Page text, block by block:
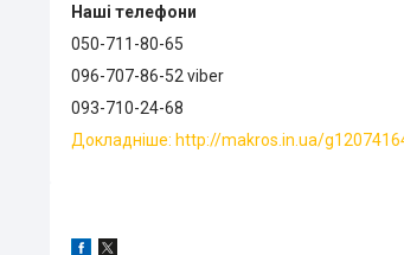
Наші телефони
050-711-80-65
096-707-86-52 viber
093-710-24-68
Докладніше: http://makros.in.ua/